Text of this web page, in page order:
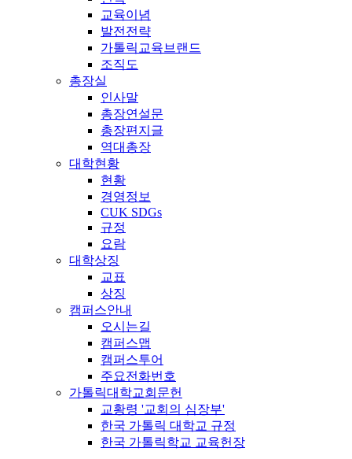
교육이념
발전전략
가톨릭교육브랜드
조직도
총장실
인사말
총장연설문
총장편지글
역대총장
대학현황
현황
경영정보
CUK SDGs
규정
요람
대학상징
교표
상징
캠퍼스안내
오시는길
캠퍼스맵
캠퍼스투어
주요전화번호
가톨릭대학교회문헌
교황령 '교회의 심장부'
한국 가톨릭 대학교 규정
한국 가톨릭학교 교육헌장